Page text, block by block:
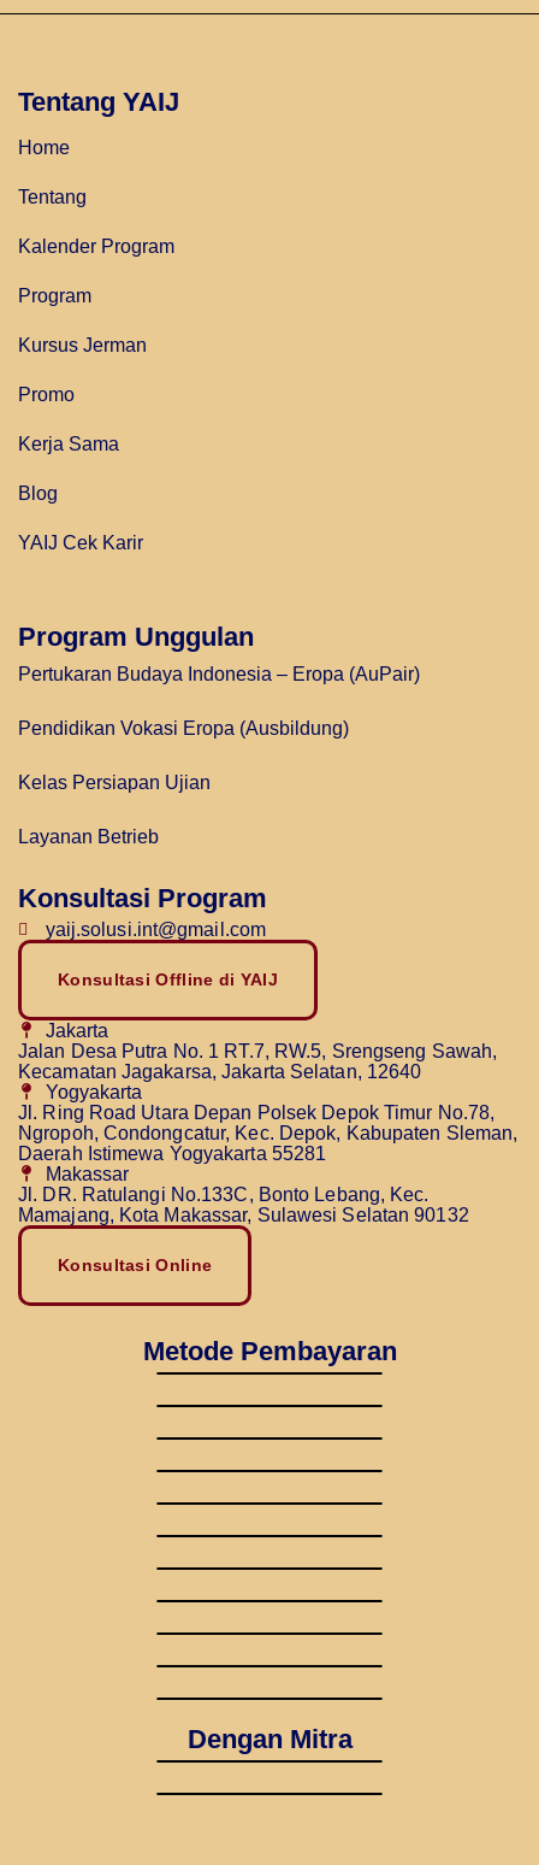
Tentang YAIJ
Home
Tentang
Kalender Program
Program
Kursus Jerman
Promo
Kerja Sama
Blog
YAIJ Cek Karir
Program Unggulan
Pertukaran Budaya Indonesia – Eropa (AuPair)
Pendidikan Vokasi Eropa (Ausbildung)
Kelas Persiapan Ujian
Layanan Betrieb
Konsultasi Program
yaij.solusi.int@gmail.com
Konsultasi Offline di YAIJ
Jakarta
Jalan Desa Putra No. 1 RT.7, RW.5, Srengseng Sawah,
Kecamatan Jagakarsa, Jakarta Selatan, 12640
Yogyakarta
Jl. Ring Road Utara Depan Polsek Depok Timur No.78,
Ngropoh, Condongcatur, Kec. Depok, Kabupaten Sleman,
Daerah Istimewa Yogyakarta 55281
Makassar
Jl. DR. Ratulangi No.133C, Bonto Lebang, Kec.
Mamajang, Kota Makassar, Sulawesi Selatan 90132
Konsultasi Online
Metode Pembayaran
Dengan Mitra